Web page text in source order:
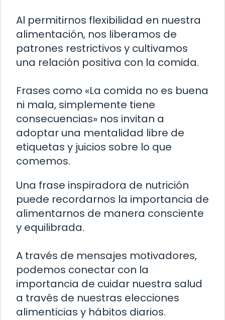
Al permitirnos flexibilidad en nuestra
alimentación, nos liberamos de
patrones restrictivos y cultivamos
una relación positiva con la comida.
Frases como «La comida no es buena
ni mala, simplemente tiene
consecuencias» nos invitan a
adoptar una mentalidad libre de
etiquetas y juicios sobre lo que
comemos.
Una frase inspiradora de nutrición
puede recordarnos la importancia de
alimentarnos de manera consciente
y equilibrada.
A través de mensajes motivadores,
podemos conectar con la
importancia de cuidar nuestra salud
a través de nuestras elecciones
alimenticias y hábitos diarios.